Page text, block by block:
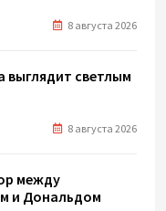
8 августа 2026
светлым
8 августа 2026
между
и Дональдом